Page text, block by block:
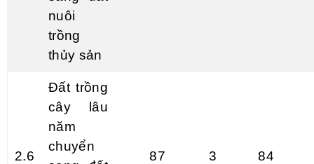
nuôi
trồng
thủy sản
2.6
Đất trồng
cây lâu
năm
chuyển
87 3 84